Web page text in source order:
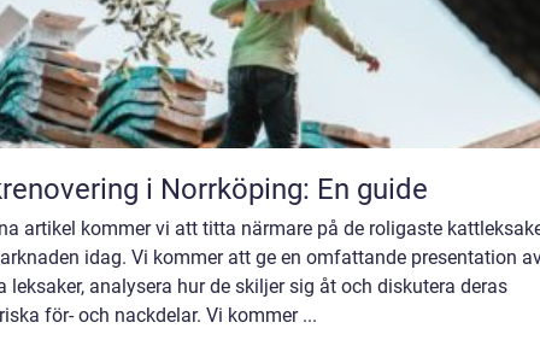
i Norrköping: En guide
artikel kommer vi att titta närmare på de roligaste
idag. Vi kommer att ge en omfattande presentation
leksaker, analysera hur de skiljer sig åt och diskutera deras
för- och nackdelar. Vi kommer ...